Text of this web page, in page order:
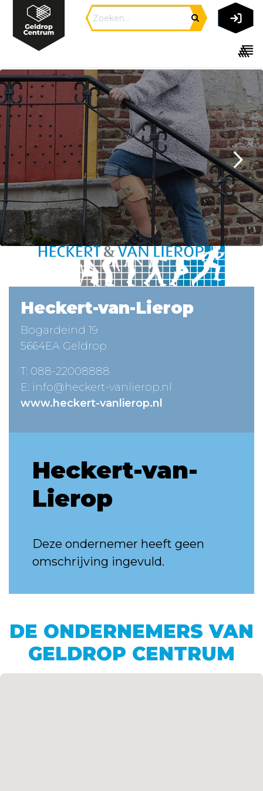
Heckert-van-Lierop
Bogardeind 19
5664EA Geldrop
T: 088-22008888
E: info@heckert-vanlierop.nl
www.heckert-vanlierop.nl
Heckert-van-
Lierop
Deze ondernemer heeft geen
omschrijving ingevuld.
DE ONDERNEMERS VAN
GELDROP CENTRUM